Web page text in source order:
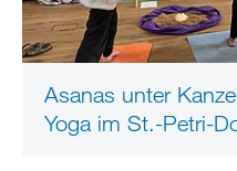
Asanas unter
Yoga im St.-Petri-